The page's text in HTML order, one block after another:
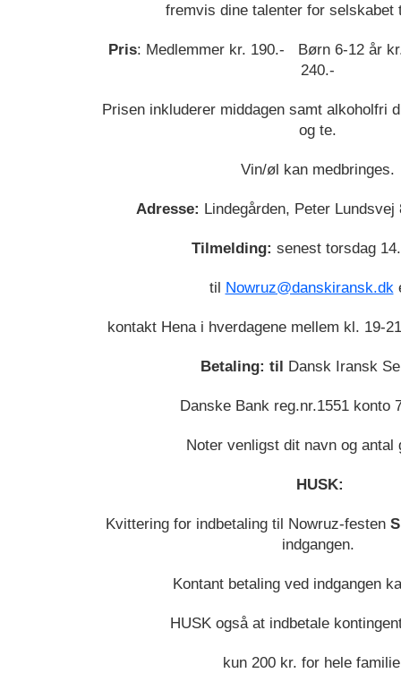
fremvis dine talenter for selskabet
Pris: Medlemmer kr. 190.- Børn 6-12 år
240.-
Prisen inkluderer middagen samt alkoholfri
og te.
Vin/øl kan medbringes.
Adresse: Lindegården, Peter Lundsvej
Tilmelding: senest torsdag
til Nowruz@danskiransk.dk
kontakt Hena i hverdagene mellem kl. 19-
Betaling: til Dansk Iransk
Danske Bank reg.nr.1551 konto
Noter venligst dit navn og
HUSK:
Kvittering for indbetaling til Nowruz-festen
indgangen.
Kontant betaling ved indgangen
HUSK også at indbetale
kun 200 kr. for hele